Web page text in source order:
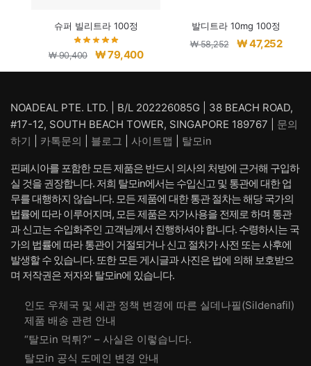
슈퍼 빌리트라 100정
₩90,400
원
래
격:
₩ 90,400.
₩79,400현
재
격:
₩ 79,400.
발디트라 10mg 100정
₩58,252
원
가
₩ 58,252.
₩47,252현
가
₩
NOADEAL PTE. LTD. | B/L 202226085G | 38 BEACH ROAD,
#17-12, SOUTH BEACH TOWER, SINGAPORE 189767 | 문의
하기
카톡문의 블로그 사이트맵 탈모in
핀페시아를 포함한 모든 제품은 반드시 의사의 처방에 근거해 구입하
실 것을 권장합니다. 저희 탈모in에서는 수입신고 및 통관에 대한 업
무를 대행하지 않습니다. 모든 제품에 대한 통관 절차는 해당 국가의
법률에 따라 이루어지며, 모든 제품은 자가사용을 전제로 하며 통관
과 신고는 수입화주인 고객님께서 진행하셔야 합니다. 수령하시는 국
가의 법률에 따라 통관이 거절되거나 신고 절차가 사전 또는 사후에
발생할 수 있습니다. 또한 모든 게시글과 사진은 법에 의해 보호받으
며 저작권은 저자와 탈모in에 있습니다.
인도 우체국 및 세관 정책 변경에 따른 실데나필(Sildenafil)
제품 배송 관련 안내
“탈모in 먹튀?” – 사실은 이렇습니다.
탈모in 공식 도메인 변경 안내